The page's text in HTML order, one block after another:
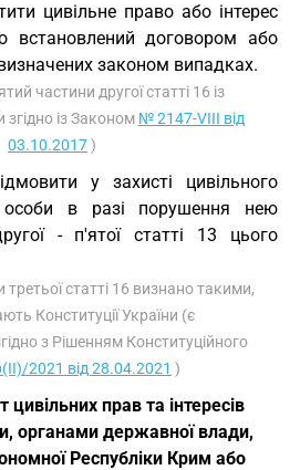
цивільне право або інтерес
встановлений договором або
законом випадках.
частини другої статті 16 із
із Законом № 2147-VIII від
03.10.2017)
у захисті цивільного
особи в разі порушення нею
- п'ятої статті 13 цього
статті 16 визнано такими,
Конституції України (є
з Рішенням Конституційного
2021 від 28.04.2021 )
цивільних прав та інтересів
органами державної влади,
Республіки Крим або